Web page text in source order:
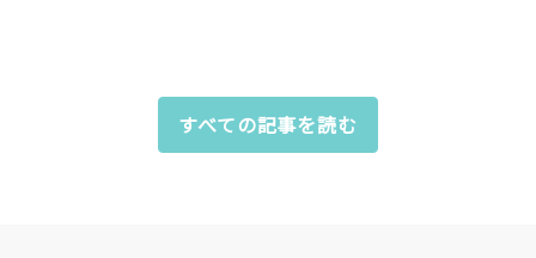
すべての記事を読む